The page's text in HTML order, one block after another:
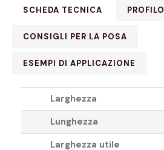
SCHEDA TECNICA PROFILO
CONSIGLI PER LA POSA
ESEMPI DI APPLICAZIONE
Larghezza
Lunghezza
Larghezza utile